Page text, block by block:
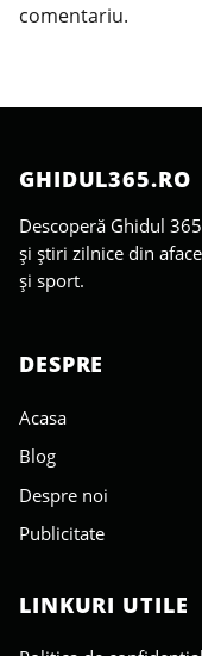
comentariu.
GHIDUL365.RO
Descoperă Ghidul
și știri zilnice din
și sport.
DESPRE
Acasa
Blog
Despre noi
Publicitate
LINKURI UTILE